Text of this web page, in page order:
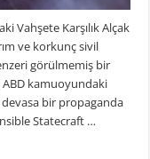
Vahşete Karşılık Alçak
ve korkunç sivil
görülmemiş bir
ABD kamuoyundaki
bir propaganda
Statecraft …